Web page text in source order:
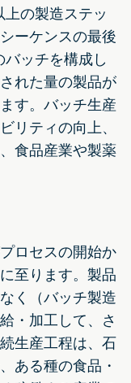
上の製造ステッ
ーケンスの最後
ッチを構成し
れた量の製品が
す。バッチ生産
リティの向上、
食品産業や製薬
ロセスの開始か
至ります。製品
く（バッチ製造
・加工して、さ
生産工程は、石
ある種の食品・